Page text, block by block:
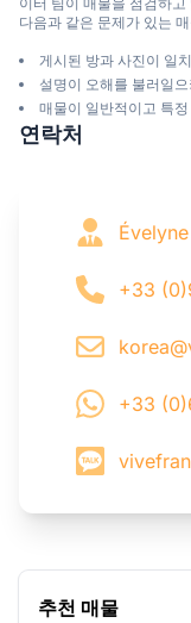
다음과 같은 문제가 있는
게시된 방과 사진이 일
설명이 오해를 불러일
매물이 일반적이고 특
연락처
Évelyne
+33
+33
추천 매물